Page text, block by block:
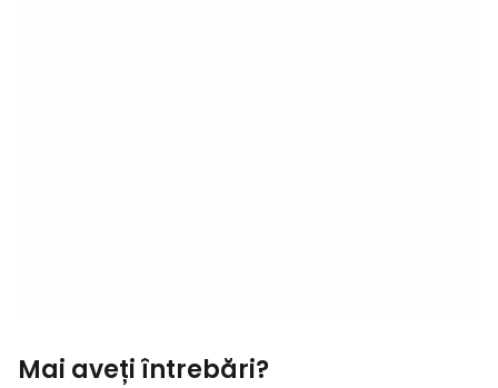
Mai aveți întrebări?